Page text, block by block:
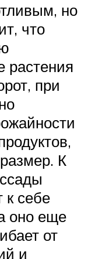
но
что
растения
при
К
к себе
оно еще
от
и